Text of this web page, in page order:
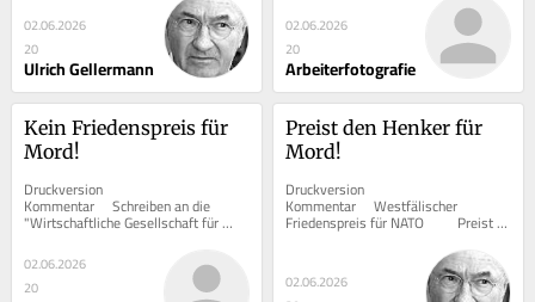
02.06.2026
20
Ulrich Gellermann
02.06.2026
20
Arbeiterfotografie
Kein Friedenspreis für
Mord!
Druckversion
Kommentar     Schreiben an die
"Wirtschaftliche Gesellschaft für
Auszeichnung der NATO mit dem...
02.06.2026
20
Preist den Henker für
Mord!
Druckversion
Kommentar     Westfälischer
Friedenspreis für NATO      	Preist
den Henker für Mord!   	...
02.06.2026